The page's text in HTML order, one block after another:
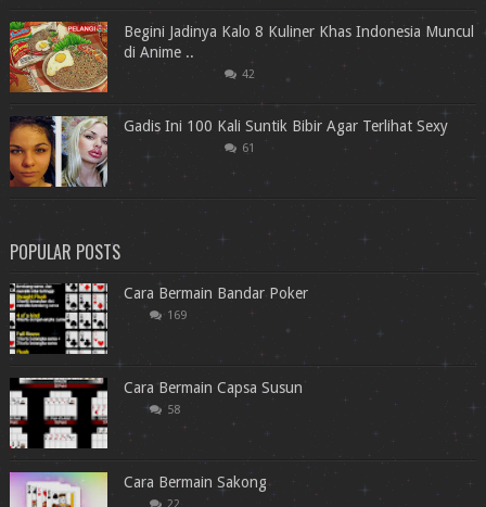
Begini Jadinya Kalo 8 Kuliner Khas Indonesia Muncul
di Anime ..
42
Gadis Ini 100 Kali Suntik Bibir Agar Terlihat Sexy
61
POPULAR POSTS
Cara Bermain Bandar Poker
169
Cara Bermain Capsa Susun
58
Cara Bermain Sakong